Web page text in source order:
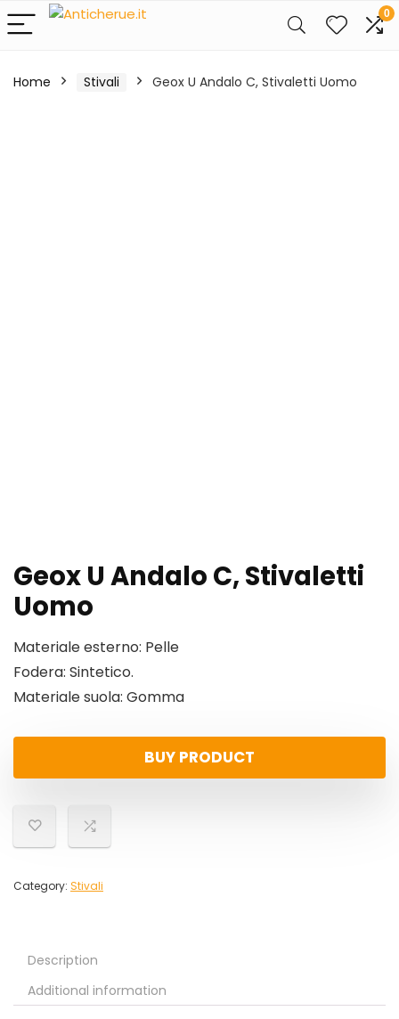
0
Home Stivali Geox U Andalo C, Stivaletti Uomo
Geox U Andalo C, Stivaletti
Uomo
Materiale esterno: Pelle
Fodera: Sintetico.
Materiale suola: Gomma
BUY PRODUCT
Category: Stivali
Description
Additional information